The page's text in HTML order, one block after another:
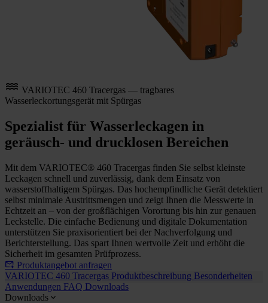
VARIOTEC 460 Tracergas — tragbares
Wasserleckortungsgerät mit Spürgas
Spezialist für Wasserleckagen in
geräusch- und drucklosen Bereichen
Mit dem VARIOTEC® 460 Tracergas finden Sie selbst kleinste
Leckagen schnell und zuverlässig, dank dem Einsatz von
wasserstoffhaltigem Spürgas. Das hochempfindliche Gerät detektiert
selbst minimale Austrittsmengen und zeigt Ihnen die Messwerte in
Echtzeit an – von der großflächigen Vorortung bis hin zur genauen
Leckstelle. Die einfache Bedienung und digitale Dokumentation
unterstützen Sie praxisorientiert bei der Nachverfolgung und
Berichterstellung. Das spart Ihnen wertvolle Zeit und erhöht die
Sicherheit im gesamten Prüfprozess.
Produktangebot anfragen
VARIOTEC 460 Tracergas Produktbeschreibung Besonderheiten
Anwendungen FAQ Downloads
Downloads